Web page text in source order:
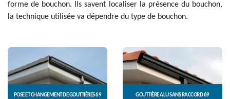
forme de bouchon. Ils savent localiser la présence du bouchon,
la technique utilisée va dépendre du type de bouchon.
POSE ET CHANGEMENT DE GOUTTIÈRES 69 GOUTTIÈRE ALU SANS RACCORD 69